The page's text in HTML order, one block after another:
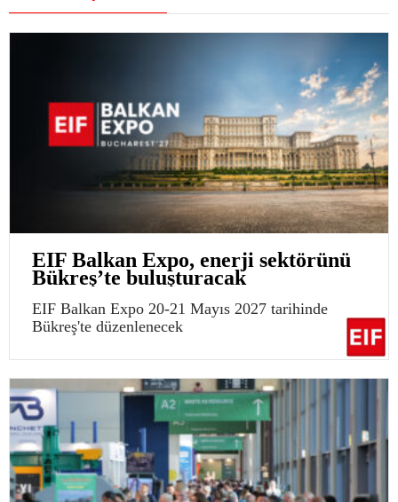
EIF Balkan Expo, enerji sektörünü
Bükreş’te buluşturacak
EIF Balkan Expo 20-21 Mayıs 2027 tarihinde
Bükreş'te düzenlenecek